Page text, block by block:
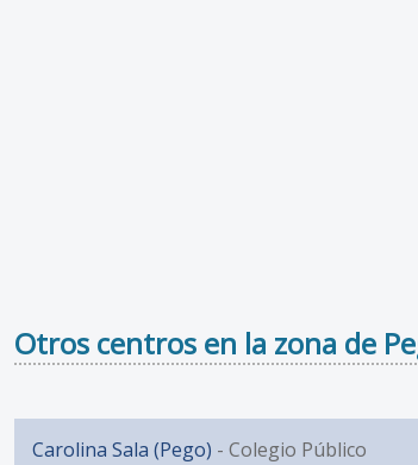
Otros centros en la zona de
Carolina Sala (Pego) - Colegio Público